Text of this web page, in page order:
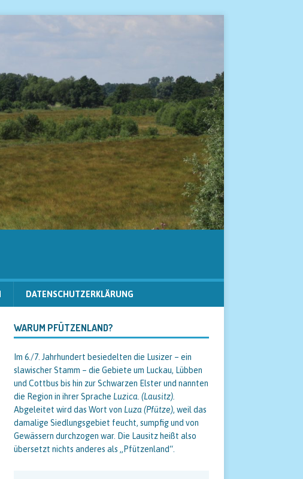
DATENSCHUTZERKLÄRUNG
WARUM PFÜTZENLAND?
Im 6./7. Jahrhundert besiedelten die Lusizer – ein
slawischer Stamm – die Gebiete um Luckau, Lübben
und Cottbus bis hin zur Schwarzen Elster und nannten
die Region in ihrer Sprache Luzica. (Lausitz).
Abgeleitet wird das Wort von Luza (Pfütze), weil das
damalige Siedlungsgebiet feucht, sumpfig und von
Gewässern durchzogen war. Die Lausitz heißt also
übersetzt nichts anderes als „Pfützenland“.